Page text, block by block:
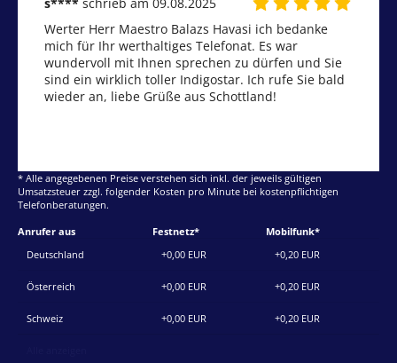
s**** schrieb am 09.08.2025
Werter Herr Maestro Balazs Havasi ich bedanke
mich für Ihr werthaltiges Telefonat. Es war
wundervoll mit Ihnen sprechen zu dürfen und Sie
sind ein wirklich toller Indigostar. Ich rufe Sie bald
wieder an, liebe Grüße aus Schottland!
* Alle angegebenen Preise verstehen sich inkl. der jeweils gültigen
Umsatzsteuer zzgl. folgender Kosten pro Minute bei kostenpflichtigen
Telefonberatungen.
Anrufer aus
Festnetz*
Mobilfunk*
Deutschland
+0,00 EUR +0,20 EUR
Österreich +0,00 EUR +0,20 EUR
Schweiz +0,00 EUR +0,20 EUR